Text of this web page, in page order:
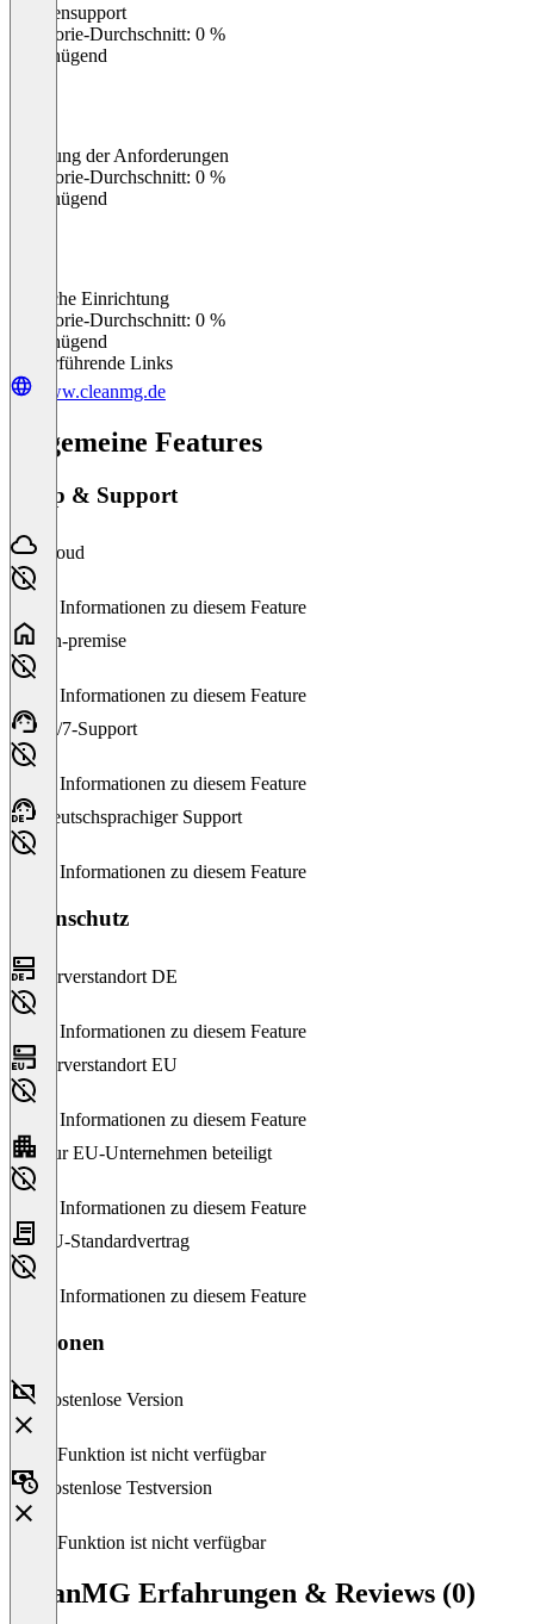
Kundensupport
Kategorie-Durchschnitt: 0 %
Ungenügend
Erfüllung der Anforderungen
Kategorie-Durchschnitt: 0 %
Ungenügend
Einfache Einrichtung
Kategorie-Durchschnitt: 0 %
Ungenügend
Weiterführende Links
www.cleanmg.de
Allgemeine Features
Setup & Support
Cloud
Keine Informationen zu diesem Feature
On-premise
Keine Informationen zu diesem Feature
24/7-Support
Keine Informationen zu diesem Feature
Deutschsprachiger Support
Keine Informationen zu diesem Feature
Datenschutz
Serverstandort DE
Keine Informationen zu diesem Feature
Serverstandort EU
Keine Informationen zu diesem Feature
Nur EU-Unternehmen beteiligt
Keine Informationen zu diesem Feature
EU-Standardvertrag
Keine Informationen zu diesem Feature
Versionen
Kostenlose Version
Diese Funktion ist nicht verfügbar
Kostenlose Testversion
Diese Funktion ist nicht verfügbar
CleanMG Erfahrungen & Reviews (0)